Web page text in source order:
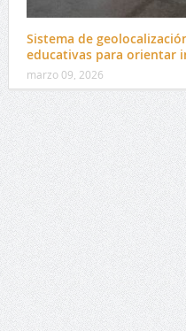
Sistema de
educativas para orientar
marzo 09, 2026